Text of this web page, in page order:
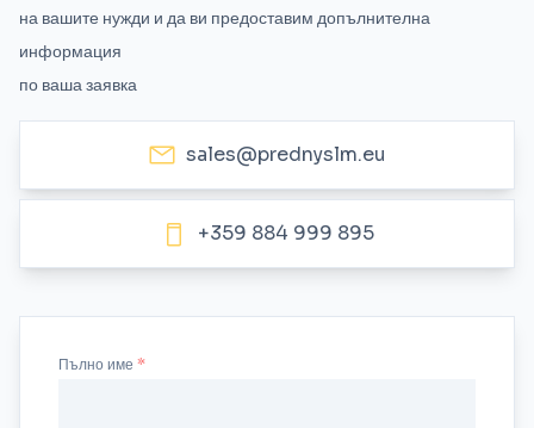
на вашите нужди и да ви предоставим допълнителна
информация
по ваша заявка
sales@prednyslm.eu
+359 884 999 895
Пълно име